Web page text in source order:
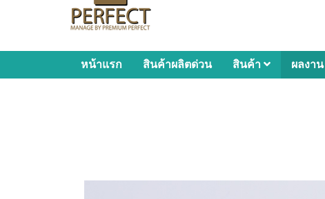
หน้าแรก สินค้าผลิตด่วน สินค้า ผลงาน